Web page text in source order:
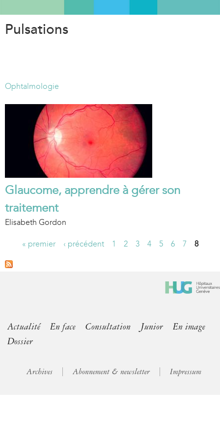
Pulsations
Ophtalmologie
Glaucome, apprendre à gérer son
traitement
Elisabeth Gordon
P
s
« premier ‹ précédent 1 2 3 4 5 6 7 8
Actualité En face Consultation Junior
En image
Dossier
Archives Abonnement & newsletter Impressum